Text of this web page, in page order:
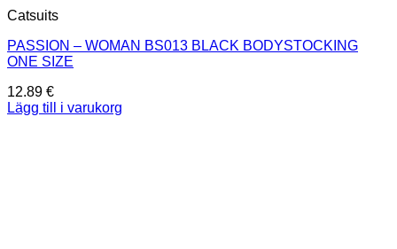
Catsuits
PASSION – WOMAN BS013 BLACK BODYSTOCKING
ONE SIZE
12.89 €
Lägg till i varukorg